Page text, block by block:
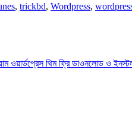
, trickbd, Wordpress,
ওয়ার্ডপ্রেস থিম ফ্রি ডাওনলোড ও